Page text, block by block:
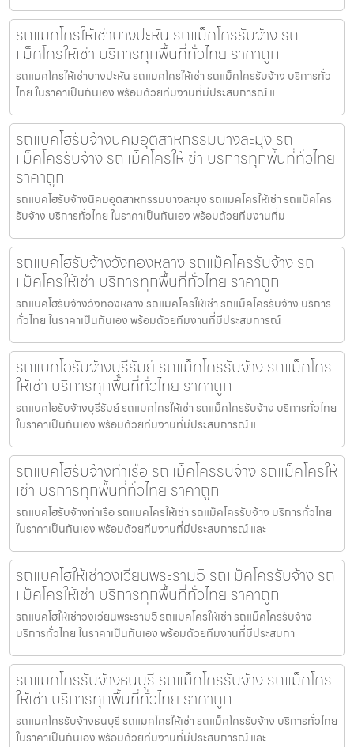
รถแมคโครให้เช่าบางปะหัน รถแม็คโครรับจ้าง รถ
แม็คโครให้เช่า บริการทุกพื้นที่ทั่วไทย ราคาถูก
รถแมคโครให้เช่าบางปะหัน รถแมคโครให้เช่า รถแม็คโครรับจ้าง บริการทั่ว
ไทย ในราคาเป็นกันเอง พร้อมด้วยทีมงานที่มีประสบการณ์ แ
รถแบคโฮรับจ้างนิคมอุตสาหกรรมบางละมุง รถ
แม็คโครรับจ้าง รถแม็คโครให้เช่า บริการทุกพื้นที่ทั่วไทย
ราคาถูก
รถแบคโฮรับจ้างนิคมอุตสาหกรรมบางละมุง รถแมคโครให้เช่า รถแม็คโคร
รับจ้าง บริการทั่วไทย ในราคาเป็นกันเอง พร้อมด้วยทีมงานที่ม
รถแบคโฮรับจ้างวังทองหลาง รถแม็คโครรับจ้าง รถ
แม็คโครให้เช่า บริการทุกพื้นที่ทั่วไทย ราคาถูก
รถแบคโฮรับจ้างวังทองหลาง รถแมคโครให้เช่า รถแม็คโครรับจ้าง บริการ
ทั่วไทย ในราคาเป็นกันเอง พร้อมด้วยทีมงานที่มีประสบการณ์
รถแบคโฮรับจ้างบุรีรัมย์ รถแม็คโครรับจ้าง รถแม็คโคร
ให้เช่า บริการทุกพื้นที่ทั่วไทย ราคาถูก
รถแบคโฮรับจ้างบุรีรัมย์ รถแมคโครให้เช่า รถแม็คโครรับจ้าง บริการทั่วไทย
ในราคาเป็นกันเอง พร้อมด้วยทีมงานที่มีประสบการณ์ แ
รถแบคโฮรับจ้างท่าเรือ รถแม็คโครรับจ้าง รถแม็คโครให้
เช่า บริการทุกพื้นที่ทั่วไทย ราคาถูก
รถแบคโฮรับจ้างท่าเรือ รถแมคโครให้เช่า รถแม็คโครรับจ้าง บริการทั่วไทย
ในราคาเป็นกันเอง พร้อมด้วยทีมงานที่มีประสบการณ์ และ
รถแบคโฮให้เช่าวงเวียนพระราม5 รถแม็คโครรับจ้าง รถ
แม็คโครให้เช่า บริการทุกพื้นที่ทั่วไทย ราคาถูก
รถแบคโฮให้เช่าวงเวียนพระราม5 รถแมคโครให้เช่า รถแม็คโครรับจ้าง
บริการทั่วไทย ในราคาเป็นกันเอง พร้อมด้วยทีมงานที่มีประสบกา
รถแมคโครรับจ้างธนบุรี รถแม็คโครรับจ้าง รถแม็คโคร
ให้เช่า บริการทุกพื้นที่ทั่วไทย ราคาถูก
รถแมคโครรับจ้างธนบุรี รถแมคโครให้เช่า รถแม็คโครรับจ้าง บริการทั่วไทย
ในราคาเป็นกันเอง พร้อมด้วยทีมงานที่มีประสบการณ์ และ